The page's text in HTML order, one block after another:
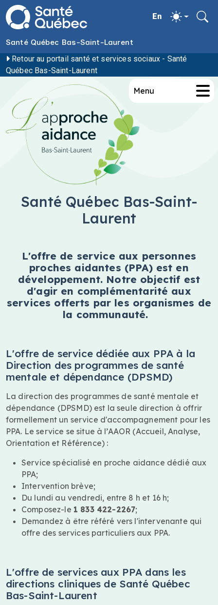
Aller au contenu principal
Santé Québec Bas-Saint-Laurent
Retour au portail santé et services sociaux - Santé
Québec Bas-Saint-Laurent
Menu
Santé Québec Bas-Saint-
Laurent
L'offre de service aux personnes
proches aidantes (PPA) est en
développement. Notre objectif est
d'agir en complémentarité aux
services offerts par les organismes de
la communauté.
L'offre de service dédiée aux PPA à la
Direction des programmes de santé
mentale et dépendance (DPSMD)
La direction des programmes de santé mentale et
dépendance (DPSMD) est la seule direction à offrir
formellement un service d'accompagnement pour les
PPA. Le service se situe à l’AAOR (Accueil, Analyse,
Orientation et Référence) :
Service spécialisé en proche aidance dédié aux
PPA;
Intervention brève;
Du lundi au vendredi, entre 8 h et 16 h;
Composez-le 1 833 422-2267;
Demandez à être référé vers l'intervenante qui
offre des services particuliers aux PPA.
L'offre de services aux PPA dans les
directions cliniques de Santé Québec
Bas-Saint-Laurent